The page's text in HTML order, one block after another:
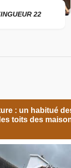
22
: un habitué
toits des